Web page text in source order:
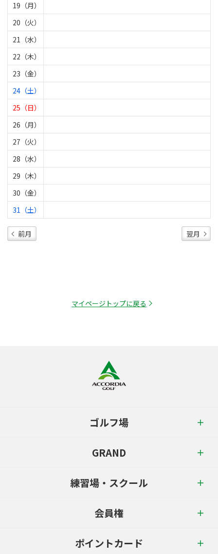
19（月）
20（火）
21（水）
22（木）
23（金）
24（土）
25（日）
26（月）
27（火）
28（水）
29（木）
30（金）
31（土）
前月 翌月
マイページトップに戻る
ゴルフ場
GRAND
練習場・スクール
会員権
ポイントカード